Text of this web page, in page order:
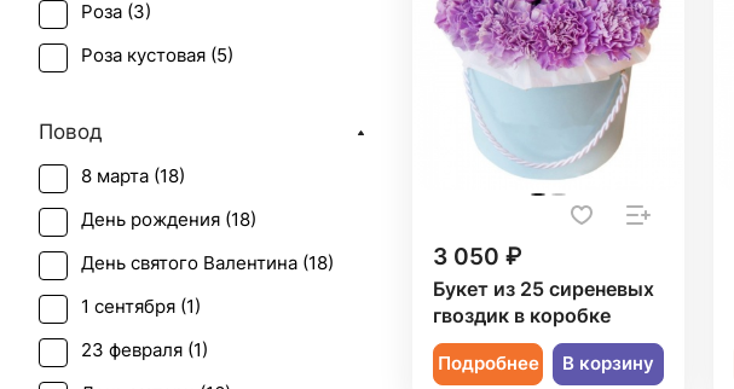
3 050 ₽
Букет из 25 сиреневых
гвоздик в коробке
Подробнее В корзину
Роза (3)
Роза кустовая (5)
Тюльпан (
Фрезия (3)
Хризантема (3)
Эустома (1)
Повод
8 марта (18)
День рождения (18)
День святого Валентина (18)
1 сентября (1)
23 февраля (1)